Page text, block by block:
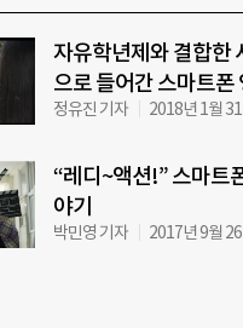
자유학년제와 결합한
으로 들어간 스마트폰
정유진 기자 2018년 1월
“레디~액션!” 스마트
야기
박민영 기자 2017년 9월